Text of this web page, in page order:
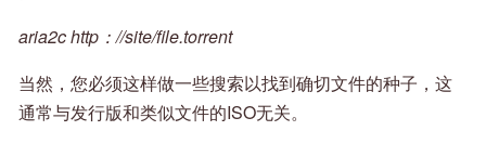
aria2c http：//site/file.torrent
当然，您必须这样做一些搜索以找到确切文件的种子，这
通常与发行版和类似文件的ISO无关。